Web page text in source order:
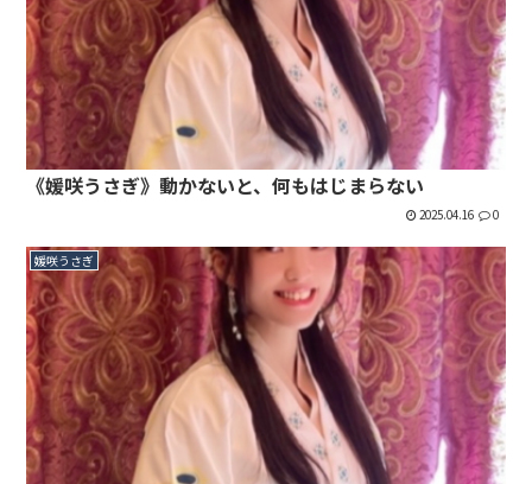
《媛咲うさぎ》動かないと、何もはじまらない
2025.04.16 0
媛咲うさぎ